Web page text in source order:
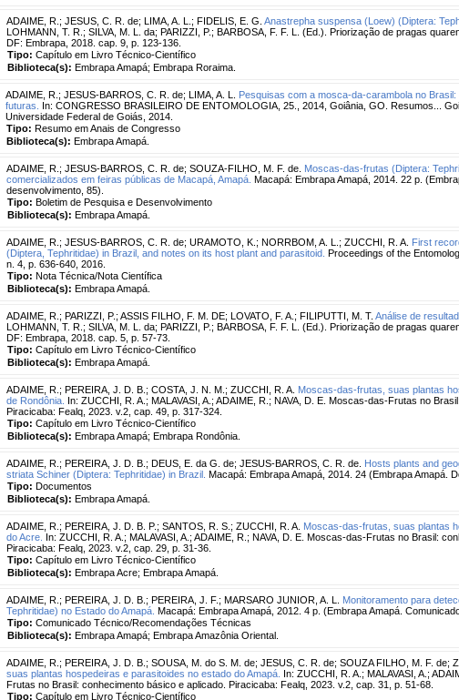
ADAIME, R. ; JESUS, C. R. de; LIMA, A. L. ; FIDELIS, E. G. Anastrepha suspensa (Loew) (Diptera:
LOHMANN, T. R.; SILVA, M. L. da; PARIZZI, P.; BARBOSA, F. F. L. (Ed.). Priorização de pragas
DF: Embrapa, 2018. cap. 9, p. 123-136.
Tipo: Capítulo em Livro Técnico-Científico
Biblioteca(s): Embrapa Amapá; Embrapa Roraima.
ADAIME, R. ; JESUS-BARROS, C. R. de; LIMA, A. L.
Pesquisas com a mosca-da-carambola no
futuras.
In: CONGRESSO BRASILEIRO DE ENTOMOLOGIA, 25., 2014, Goiânia, GO. Resumos...
Universidade Federal de Goiás, 2014.
Tipo: Resumo em Anais de Congresso
Biblioteca(s): Embrapa Amapá.
ADAIME, R. ; JESUS-BARROS, C. R. de; SOUZA-FILHO, M. F. de. Moscas-das-frutas (Diptera:
comercializados em feiras públicas de Macapá, Amapá. Macapá: Embrapa Amapá, 2014. 22 p.
desenvolvimento, 85).
Tipo: Boletim de Pesquisa e Desenvolvimento
Biblioteca(s): Embrapa Amapá.
ADAIME, R. ; JESUS-BARROS, C. R. de; URAMOTO, K. ; NORRBOM, A. L. ; ZUCCHI, R. A. First
(Diptera, Tephritidae) in Brazil, and notes on its host plant and parasitoid. Proceedings of the
n. 4, p. 636-640, 2016.
Tipo: Nota Técnica/Nota Científica
Biblioteca(s): Embrapa Amapá.
ADAIME, R. ; PARIZZI, P. ; ASSIS FILHO, F. M. DE; LOVATO, F. A. ; FILIPUTTI, M. T. Análise de
LOHMANN, T. R.; SILVA, M. L. da; PARIZZI, P.; BARBOSA, F. F. L. (Ed.). Priorização de pragas
DF: Embrapa, 2018. cap. 5, p. 57-73.
Tipo: Capítulo em Livro Técnico-Científico
Biblioteca(s): Embrapa Amapá.
ADAIME, R. ; PEREIRA, J. D. B. ; COSTA, J. N. M. ; ZUCCHI, R. A. Moscas-das-frutas, suas plantas
de Rondônia. In: ZUCCHI, R. A.; MALAVASI, A.; ADAIME, R.; NAVA, D. E. Moscas-das-Frutas no
Piracicaba: Fealq, 2023. v.2, cap. 49, p. 317-324.
Tipo: Capítulo em Livro Técnico-Científico
Biblioteca(s): Embrapa Amapá; Embrapa Rondônia.
ADAIME, R. ; PEREIRA, J. D. B. ; DEUS, E. da G. de; JESUS-BARROS, C. R. de. Hosts plants and
striata Schiner (Diptera: Tephritidae) in Brazil. Macapá: Embrapa Amapá, 2014. 24 (Embrapa Amapá.
Tipo: Documentos
Biblioteca(s): Embrapa Amapá.
ADAIME, R. ; PEREIRA, J. D. B. P. ; SANTOS, R. S. ; ZUCCHI, R. A. Moscas-das-frutas, suas plantas
do Acre. In: ZUCCHI, R. A.; MALAVASI, A.; ADAIME, R.; NAVA, D. E. Moscas-das-Frutas no Brasil:
Piracicaba: Fealq, 2023. v.2, cap. 29, p. 31-36.
Tipo: Capítulo em Livro Técnico-Científico
Biblioteca(s): Embrapa Acre; Embrapa Amapá.
ADAIME, R. ; PEREIRA, J. D. B. ; PEREIRA, J. F. ; MARSARO JUNIOR, A. L.
Monitoramento para
Tephritidae) no Estado do Amapá. Macapá: Embrapa Amapá, 2012. 4 p. (Embrapa Amapá.
Tipo: Comunicado Técnico/Recomendações Técnicas
Biblioteca(s): Embrapa Amapá; Embrapa Amazônia Oriental.
ADAIME, R. ; PEREIRA, J. D. B. ; SOUSA, M. do S. M. de; JESUS, C. R. de; SOUZA FILHO, M. F. de;
suas plantas hospedeiras e parasitoides no estado do Amapá. In: ZUCCHI, R. A.; MALAVASI, A.;
Frutas no Brasil: conhecimento básico e aplicado. Piracicaba: Fealq, 2023. v.2, cap. 31, p. 51-68.
Tipo: Capítulo em Livro Técnico-Científico